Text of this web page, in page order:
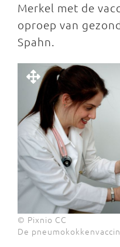
Merkel met de
oproep van
Spahn.
© Pixnio CC
De